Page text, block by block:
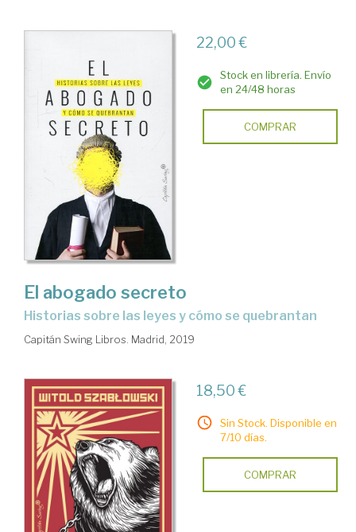
22,00 €
Stock en librería. Envío
en 24/48 horas
COMPRAR
El abogado secreto
historias sobre las leyes y cómo se quebrantan
Capitán Swing Libros. Madrid, 2019
18,50 €
Sin Stock. Disponible en
7/10 días.
COMPRAR